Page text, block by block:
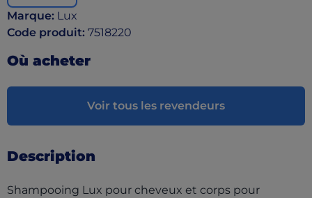
Marque: Lux
Code produit: 7518220
Où acheter
Voir tous les revendeurs
Description
Shampooing Lux pour cheveux et corps pour